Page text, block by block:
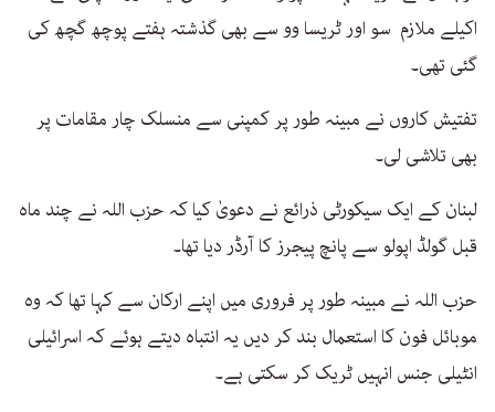
اکیلے ملازم سو اور ٹریسا وو سے بھی گذشتہ ہفتے پوچھ گچھ کی
گئی تھی۔
تفتیش کاروں نے مبینہ طور پر کمپنی سے منسلک چار مقامات پر
بھی تلاشی لی۔
لبنان کے ایک سیکورٹی ذرائع نے دعویٰ کیا کہ حزب اللہ نے چند ماہ
قبل گولڈ اپولو سے پانچ پیجرز کا آرڈر دیا تھا۔
حزب اللہ نے مبینہ طور پر فروری میں اپنے ارکان سے کہا تھا کہ وہ
موبائل فون کا استعمال بند کر دیں یہ انتباہ دیتے ہوئے کہ اسرائیلی
انٹیلی جنس انہیں ٹریک کر سکتی ہے۔